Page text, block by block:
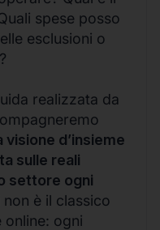
spese posso
esclusioni o
realizzata da
d’insieme
sulle reali
settore ogni
è il classico
ogni